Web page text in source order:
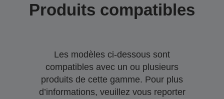
Produits compatibles
Les modèles ci-dessous sont
compatibles avec un ou plusieurs
produits de cette gamme. Pour plus
d’informations, veuillez vous reporter